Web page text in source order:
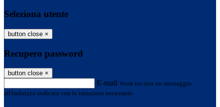
Seleziona utente
button close ×
Recupero password
button close ×
E-mail Verrà inviato un messaggio
all'indirizzo indicato con le istruzioni necessarie.